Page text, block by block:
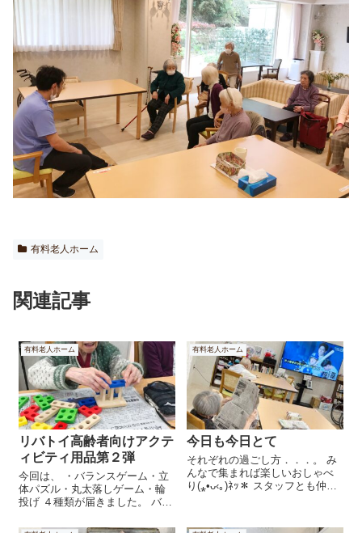
有料老人ホーム
関連記事
有料老人ホーム
リバトイ高齢者向けアクテ
ィビティ用品第２弾
今回は、 ・バランスゲーム・立
体パズル・丸太落しゲーム・輪
投げ ４種類が届きました。 バラ
パズル 輪投げ メンバーは、おな
有料老人ホーム
今日も今日とて
それぞれの過ごし方．．．。 み
んなで集まれば楽しいおしゃべ
り(⁎•ᴗ‹｡)ﾈｯ＊ スタッフとも仲良
(^▽^)/ そんな背後にて、読書を